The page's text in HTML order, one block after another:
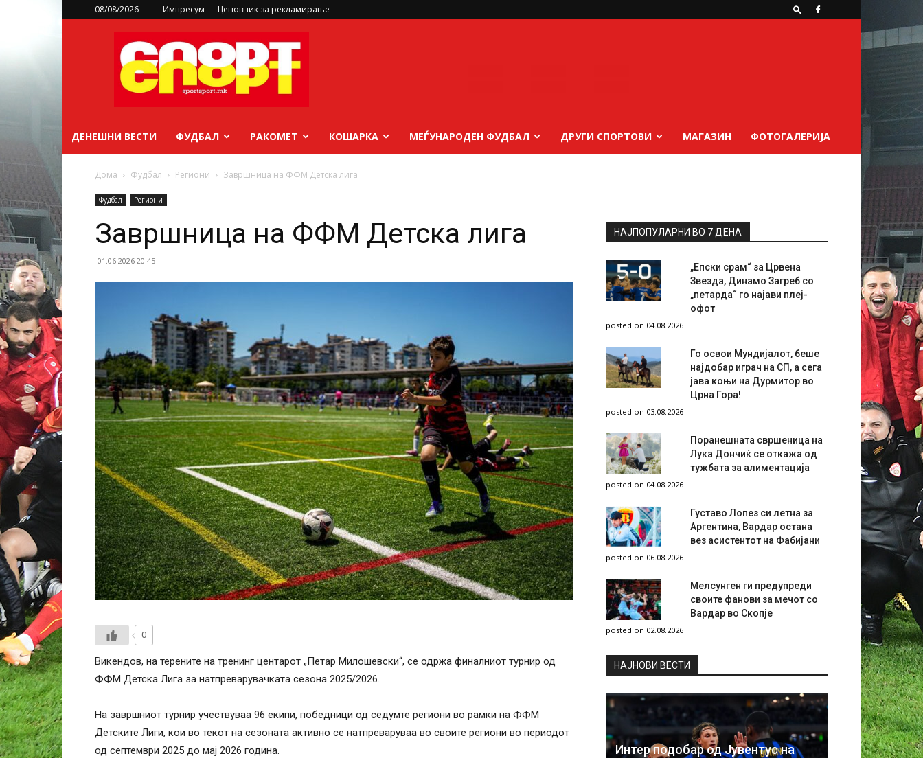
08/08/2026 Импресум Ценовник за рекламирање
sportsport.mk
ДЕНЕШНИ ВЕСТИ ФУДБАЛ РАКОМЕТ КОШАРКА МЕЃУНАРОДЕН ФУДБАЛ ДРУГИ СПОРТОВИ МАГАЗИН ФОТОГАЛЕРИЈА
Дома Фудбал Региони Завршница на ФФМ Детска лига
Фудбал Региони
Завршница на ФФМ Детска лига
01.06.2026 20:45
0
Викендов, на терените на тренинг центарот „Петар Милошевски“, се одржа финалниот турнир од
ФФМ Детска Лига за натпреварувачката сезона 2025/2026.
На завршниот турнир учествуваа 96 екипи, победници од седумте региони во рамки на ФФМ
Детските Лиги, кои во текот на сезоната активно се натпреваруваа во своите региони во периодот
од септември 2025 до мај 2026 година.
НАЈПОПУЛАРНИ ВО 7 ДЕНА
„Епски срам“ за Црвена
Звезда, Динамо Загреб со
„петарда“ го најави плеј-
офот
posted on 04.08.2026
Го освои Мундијалот, беше
најдобар играч на СП, а сега
јава коњи на Дурмитор во
Црна Гора!
posted on 03.08.2026
Поранешната свршеница на
Лука Дончиќ се откажа од
тужбата за алиментација
posted on 04.08.2026
Густаво Лопез си летна за
Аргентина, Вардар остана
вез асистентот на Фабијани
posted on 06.08.2026
Мелсунген ги предупреди
своите фанови за мечот со
Вардар во Скопје
posted on 02.08.2026
НAЈНОВИ ВЕСТИ
Интер подобар од Јувентус на